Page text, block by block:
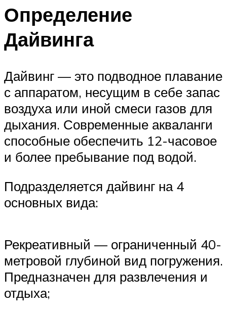
Определение
Дайвинга
Дайвинг — это подводное плавание
с аппаратом, несущим в себе запас
воздуха или иной смеси газов для
дыхания. Современные акваланги
способные обеспечить 12-часовое
и более пребывание под водой.
Подразделяется дайвинг на 4
основных вида:
Рекреативный — ограниченный 40-
метровой глубиной вид погружения.
Предназначен для развлечения и
отдыха;